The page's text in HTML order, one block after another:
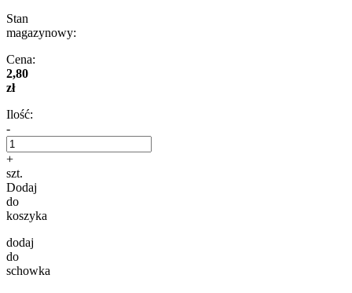
Stan
magazynowy:
Cena:
2,80
zł
Ilość:
-
+
szt.
Dodaj
do
koszyka
dodaj
do
schowka